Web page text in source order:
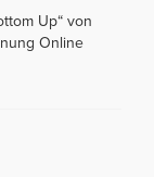
Up“ von
Online